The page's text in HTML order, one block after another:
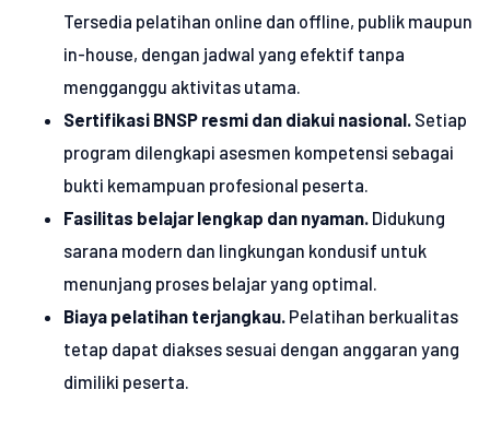
Tersedia pelatihan online dan offline, publik maupun
in-house, dengan jadwal yang efektif tanpa
mengganggu aktivitas utama.
Sertifikasi BNSP resmi dan diakui nasional. Setiap
program dilengkapi asesmen kompetensi sebagai
bukti kemampuan profesional peserta.
Fasilitas belajar lengkap dan nyaman. Didukung
sarana modern dan lingkungan kondusif untuk
menunjang proses belajar yang optimal.
Biaya pelatihan terjangkau. Pelatihan berkualitas
tetap dapat diakses sesuai dengan anggaran yang
dimiliki peserta.